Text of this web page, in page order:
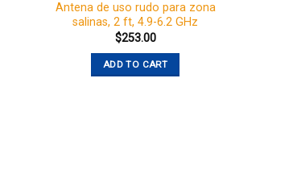
Antena de uso rudo para zona
salinas, 2 ft, 4.9-6.2 GHz
$253.00
ADD TO CART